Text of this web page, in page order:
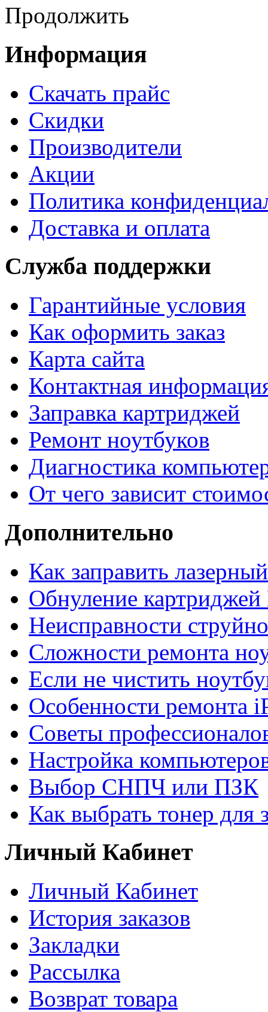
Продолжить
Информация
Cкачать прайс
Скидки
Производители
Акции
Политика
Доставка и оплата
Служба поддержки
Гарантийные условия
Как оформить заказ
Карта сайта
Контактная
Заправка картриджей
Ремонт ноутбуков
Диагностика
От чего зависит
Дополнительно
Как заправить
Обнуление
Неисправности
Сложности ремонта
Если не чистить
Особенности ремонта
Советы
Настройка
Выбор СНПЧ или ПЗК
Как выбрать тонер для
Личный Кабинет
Личный Кабинет
История заказов
Закладки
Рассылка
Возврат товара